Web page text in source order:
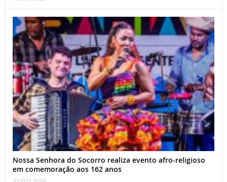
Nossa Senhora do Socorro realiza evento afro-religioso
em comemoração aos 162 anos